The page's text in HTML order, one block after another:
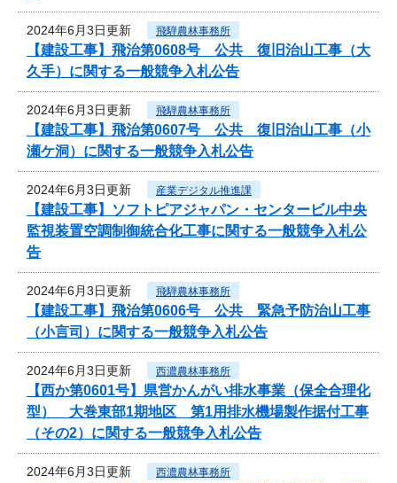
2024年6月3日更新 飛騨農林事務所
【建設工事】飛治第0608号 公共 復旧治山工事（大
久手）に関する一般競争入札公告
2024年6月3日更新 飛騨農林事務所
【建設工事】飛治第0607号 公共 復旧治山工事（小
瀬ケ洞）に関する一般競争入札公告
2024年6月3日更新 産業デジタル推進課
【建設工事】ソフトピアジャパン・センタービル中央
監視装置空調制御統合化工事に関する一般競争入札公
告
2024年6月3日更新 飛騨農林事務所
【建設工事】飛治第0606号 公共 緊急予防治山工事
（小言司）に関する一般競争入札公告
2024年6月3日更新 西濃農林事務所
【西か第0601号】県営かんがい排水事業（保全合理化
型） 大巻東部1期地区 第1用排水機場製作据付工事
（その2）に関する一般競争入札公告
2024年6月3日更新 西濃農林事務所